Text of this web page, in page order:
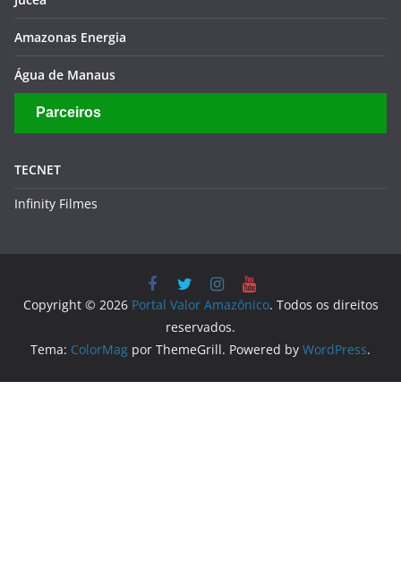
Amazonas Energia
Água de Manaus
Parceiros
TECNET
Infinity Filmes
Copyright © 2026 Portal Valor Amazônico. Todos os direitos
reservados.
Tema: ColorMag por ThemeGrill. Powered by WordPress.